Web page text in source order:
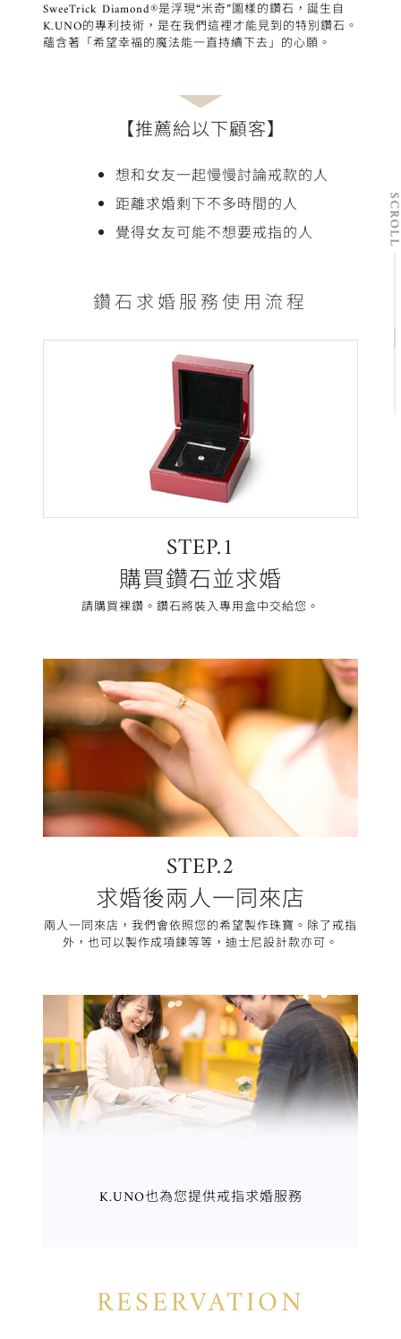
SweeTrick Diamond®是浮現“米奇”圖樣的鑽石，誕生自
K.UNO的專利技術，是在我們這裡才能見到的特別鑽石。
蘊含著「希望幸福的魔法能一直持續下去」的心願。
【推薦給以下顧客】
想和女友一起慢慢討論戒款的人
距離求婚剩下不多時間的人
覺得女友可能不想要戒指的人
鑽石求婚服務使用流程
STEP.1
購買鑽石並求婚
請購買裸鑽。鑽石將裝入專用盒中交給您。
STEP.2
求婚後兩人一同來店
兩人一同來店，我們會依照您的希望製作珠寶。除了戒指
外，也可以製作成項鍊等等，迪士尼設計款亦可。
K.UNO也為您提供戒指求婚服務
RESERVATION